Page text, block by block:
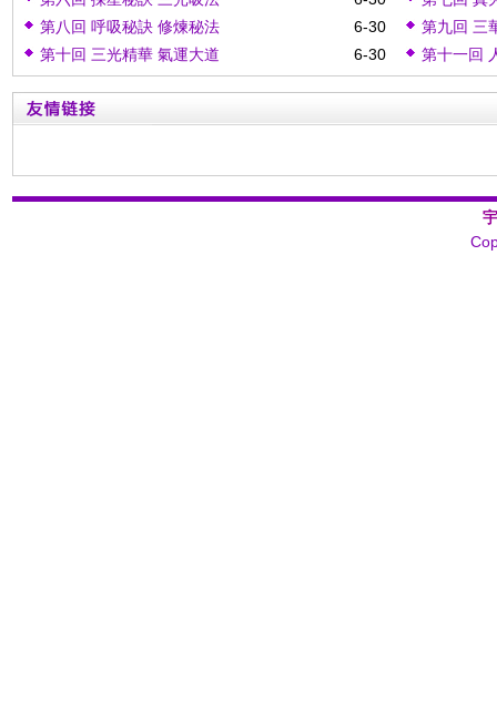
6-30
第八回 呼吸秘訣 修煉秘法
第九回 三
6-30
第十回 三光精華 氣運大道 第十一回